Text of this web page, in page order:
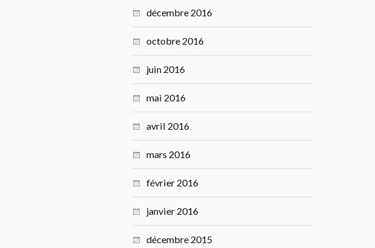
décembre 2016
octobre 2016
juin 2016
mai 2016
avril 2016
mars 2016
février 2016
janvier 2016
décembre 2015